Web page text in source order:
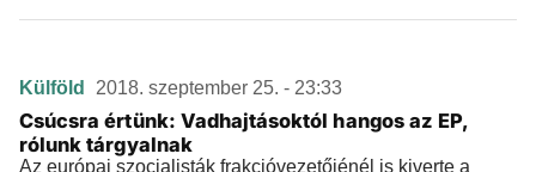
Külföld 2018. szeptember 25. - 23:33
Csúcsra értünk: Vadhajtásoktól hangos az EP,
rólunk tárgyalnak
Az európai szocialisták frakcióvezetőjénél is kiverte a